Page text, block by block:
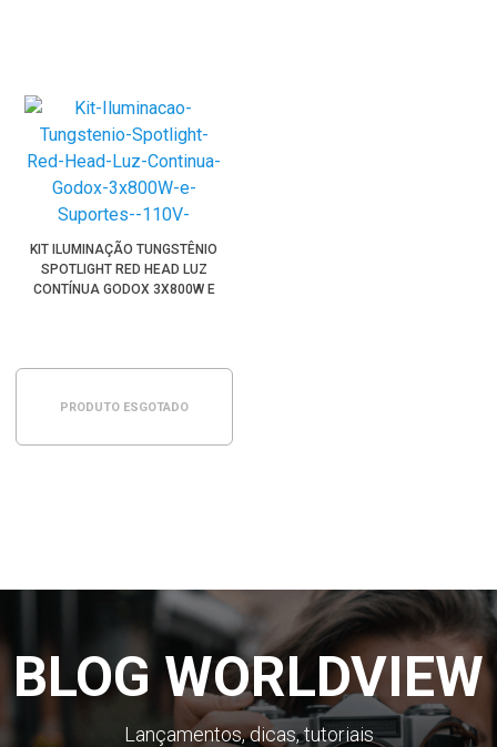
KIT ILUMINAÇÃO TUNGSTÊNIO
SPOTLIGHT RED HEAD LUZ
CONTÍNUA GODOX 3X800W E
PRODUTO ESGOTADO
BLOG WORLDVIEW
Lançamentos, dicas, tutoriais